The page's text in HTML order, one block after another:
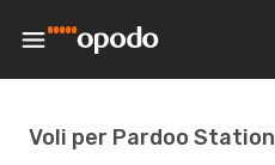
Voli per Pardoo Station